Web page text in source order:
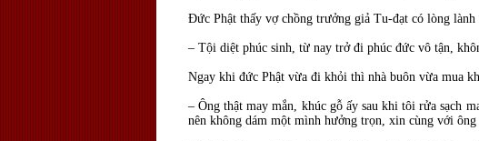
Đức Phật thấy vợ chồng trưởng giả Tu-đạt có lòng
– Tội diệt phúc sinh, từ nay trở đi phúc đức vô tận,
Ngay khi đức Phật vừa đi khỏi thì nhà buôn vừa mua
– Ông thật may mắn, khúc gỗ ấy sau khi tôi rửa sạch
nên không dám một mình hưởng trọn, xin cùng với ông